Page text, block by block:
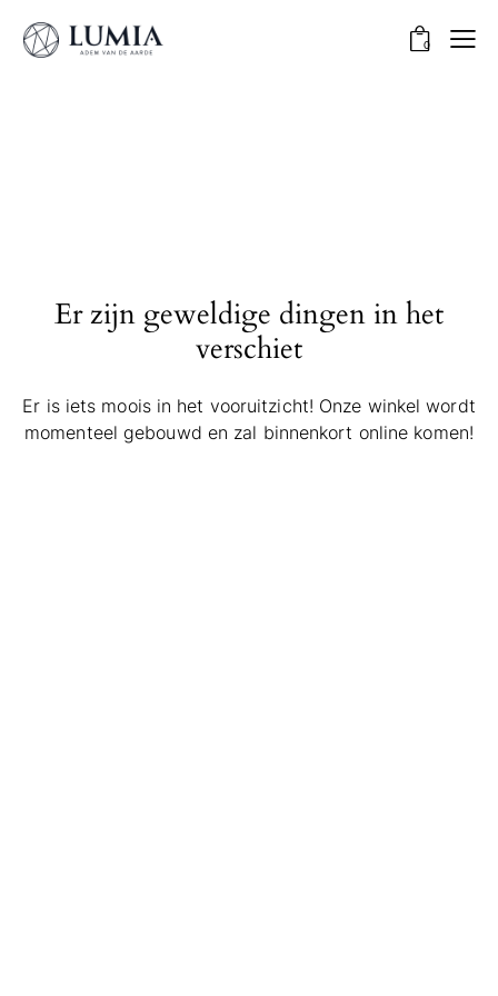
0
Er zijn geweldige dingen in het
verschiet
Er is iets moois in het vooruitzicht! Onze winkel wordt
momenteel gebouwd en zal binnenkort online komen!